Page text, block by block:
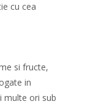
cu cea
si fructe,
in
multe ori sub